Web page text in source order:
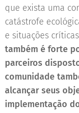
que exista uma
catástrofe
e situações
também é forte
parceiros
comunidade
alcançar seus
implementação